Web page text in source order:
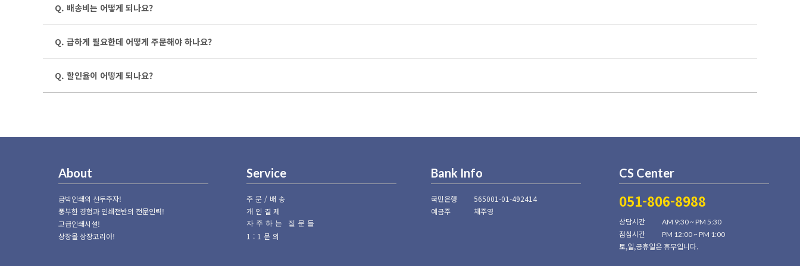
Q. 배송비는 어떻게 되나요?
Q. 급하게 필요한데 어떻게 주문해야 하나요?
Q. 할인율이 어떻게 되나요?
About
금박인쇄의 선두주자!
풍부한 경험과 인쇄전반의 전문인력!
고급인쇄시설!
상장몰 상장코리아!
Service
주문/배송
개인결제
자주하는 질문들
1:1문의
Bank Info
국민은행
565001-01-492414
예금주
채주영
CS Center
051-806-8988
상담시간 AM 9:30 ~ PM 5:30
점심시간 PM 12:00 ~ PM 1:00
토,일,공휴일은 휴무입니다.